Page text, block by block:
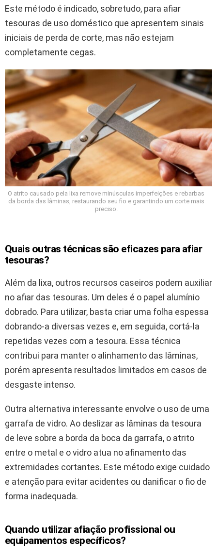
Este método é indicado, sobretudo, para afiar
tesouras de uso doméstico que apresentem sinais
iniciais de perda de corte, mas não estejam
completamente cegas.
O atrito causado pela lixa remove minúsculas imperfeições e rebarbas
da borda das lâminas, restaurando seu fio e garantindo um corte mais
preciso.
Quais outras técnicas são eficazes para afiar
tesouras?
Além da lixa, outros recursos caseiros podem auxiliar
no afiar das tesouras. Um deles é o papel alumínio
dobrado. Para utilizar, basta criar uma folha espessa
dobrando-a diversas vezes e, em seguida, cortá-la
repetidas vezes com a tesoura. Essa técnica
contribui para manter o alinhamento das lâminas,
porém apresenta resultados limitados em casos de
desgaste intenso.
Outra alternativa interessante envolve o uso de uma
garrafa de vidro. Ao deslizar as lâminas da tesoura
de leve sobre a borda da boca da garrafa, o atrito
entre o metal e o vidro atua no afinamento das
extremidades cortantes. Este método exige cuidado
e atenção para evitar acidentes ou danificar o fio de
forma inadequada.
Quando utilizar afiação profissional ou
equipamentos específicos?